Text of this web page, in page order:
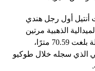
أنتيل أول رجل هندي
الذهبية مرتين
متتاليتين في مسابقة F64 برمية مذهلة بلغت 70.59 مترًا،
الذي سجله خلال طوكيو